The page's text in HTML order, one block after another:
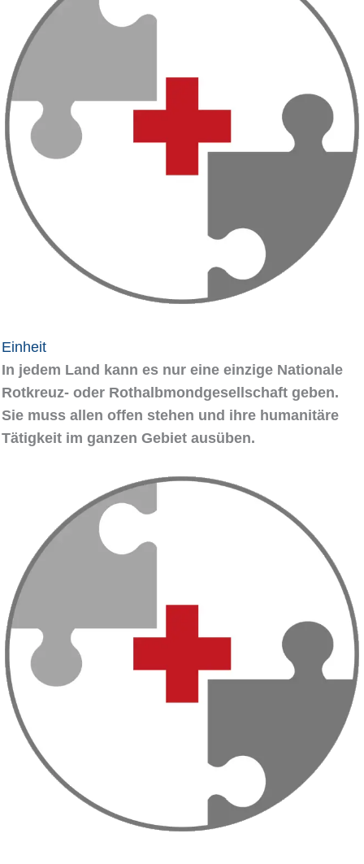
Einheit
In jedem Land kann es nur eine einzige Nationale
Rotkreuz- oder Rothalbmondgesellschaft geben.
Sie muss allen offen stehen und ihre humanitäre
Tätigkeit im ganzen Gebiet ausüben.